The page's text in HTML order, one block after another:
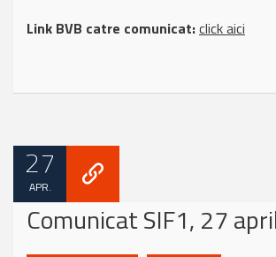
Link BVB catre comunicat:click aici
27
APR.
Comunicat SIF1, 27